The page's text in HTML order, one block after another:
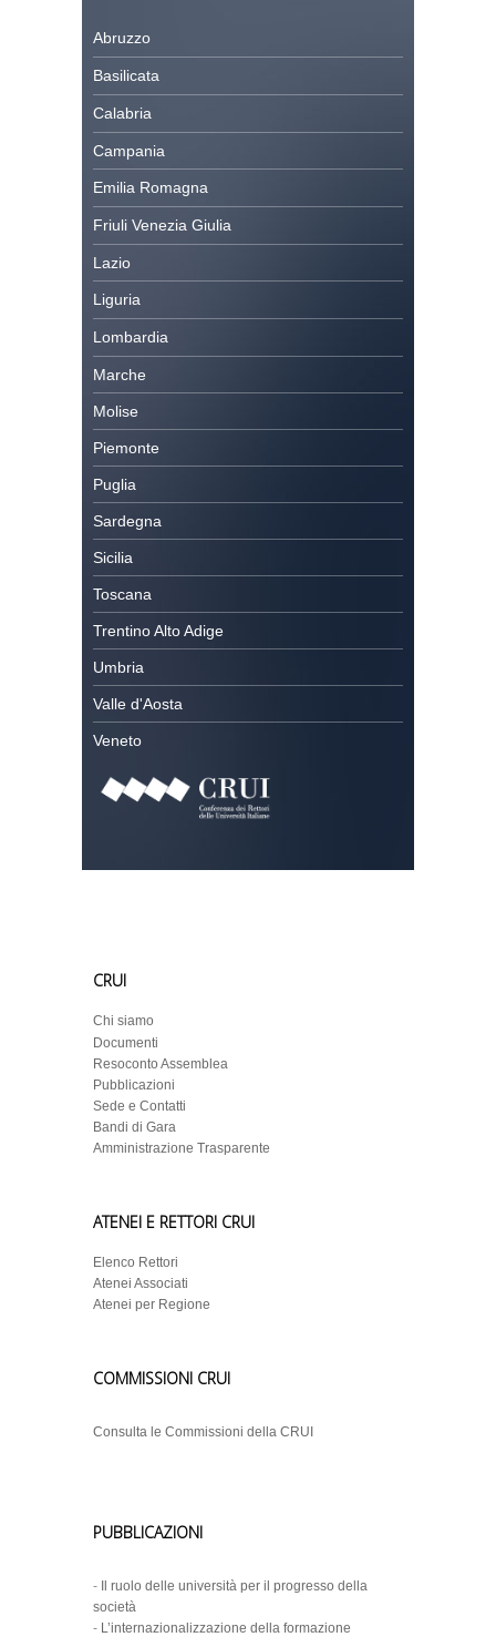
Abruzzo
Basilicata
Calabria
Campania
Emilia Romagna
Friuli Venezia Giulia
Lazio
Liguria
Lombardia
Marche
Molise
Piemonte
Puglia
Sardegna
Sicilia
Toscana
Trentino Alto Adige
Umbria
Valle d'Aosta
Veneto
CRUI
Chi siamo
Documenti
Resoconto Assemblea
Pubblicazioni
Sede e Contatti
Bandi di Gara
Amministrazione Trasparente
ATENEI E RETTORI CRUI
Elenco Rettori
Atenei Associati
Atenei per Regione
COMMISSIONI CRUI
Consulta le Commissioni della CRUI
PUBBLICAZIONI
-
Il ruolo delle università per il progresso della
società
- L’internazionalizzazione della formazione